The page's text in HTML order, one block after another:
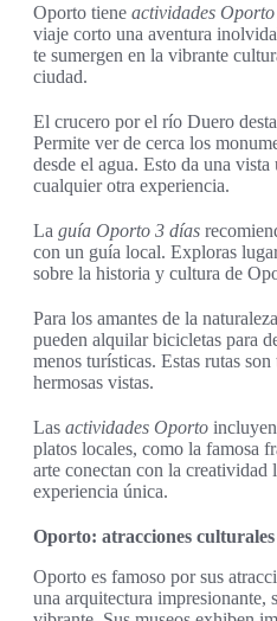
Oporto tiene actividades Oporto
viaje corto una aventura
te sumergen en la vibrante
ciudad.
El crucero por el río Duero
Permite ver de cerca los
desde el agua. Esto da una
cualquier otra experiencia.
La guía Oporto 3 días
con un guía local. Exploras
sobre la historia y cultura de
Para los amantes de la
pueden alquilar bicicletas para
menos turísticas. Estas rutas
hermosas vistas.
Las actividades Oporto
platos locales, como la famosa
arte conectan con la creatividad
experiencia única.
Oporto: atracciones
Oporto es famoso por sus
una arquitectura impresionante,